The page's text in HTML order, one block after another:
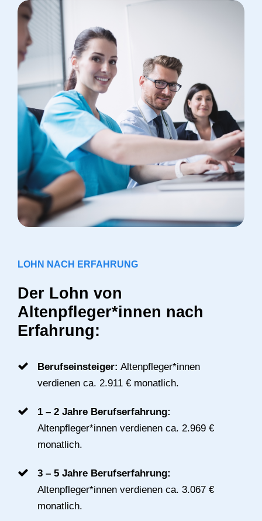
LOHN NACH ERFAHRUNG
Der Lohn von
Altenpfleger*innen nach
Erfahrung:
Berufseinsteiger: Altenpfleger*innen
verdienen ca. 2.911 € monatlich.
1 – 2 Jahre Berufserfahrung:
Altenpfleger*innen verdienen ca. 2.969 €
monatlich.
3 – 5 Jahre Berufserfahrung:
Altenpfleger*innen verdienen ca. 3.067 €
monatlich.